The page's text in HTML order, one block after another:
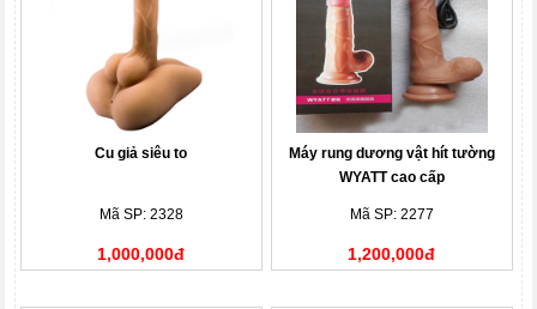
Cu giả siêu to
Mã SP: 2328
1,000,000đ
Máy rung dương vật hít tường
WYATT cao cấp
Mã SP: 2277
1,200,000đ